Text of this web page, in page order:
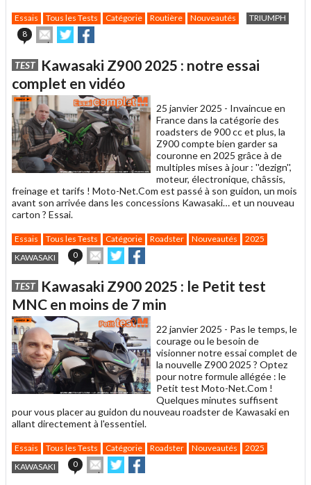
Essais Tous les Tests Catégorie Routière Nouveautés
TRIUMPH
8
Envoyer
cet
un
ami
Partager
sur sur
TEST Kawasaki Z900 2025 : notre essai
complet en vidéo
25 janvier 2025 - Invaincue en
France dans la catégorie des
roadsters de 900 cc et plus, la
Z900 compte bien garder sa
couronne en 2025 grâce à de
multiples mises à jour : ''dezign'',
moteur, électronique, châssis,
freinage et tarifs ! Moto-Net.Com est passé à son guidon, un mois
avant son arrivée dans les concessions Kawasaki… et un nouveau
carton ? Essai.
Essais Tous les Tests Catégorie Roadster Nouveautés
2025
KAWASAKI
0
Envoyer
cet
à
un
ami
Partager
sur sur
TEST Kawasaki Z900 2025 : le Petit test
MNC en moins de 7 min
22 janvier 2025 - Pas le temps, le
courage ou le besoin de
visionner notre essai complet de
la nouvelle Z900 2025 ? Optez
pour notre formule allégée : le
Petit test Moto-Net.Com !
Quelques minutes suffisent
pour vous placer au guidon du nouveau roadster de Kawasaki en
allant directement à l'essentiel.
Essais Tous les Tests Catégorie Roadster Nouveautés
2025
KAWASAKI
0
Envoyer
cet
Partager
sur sur